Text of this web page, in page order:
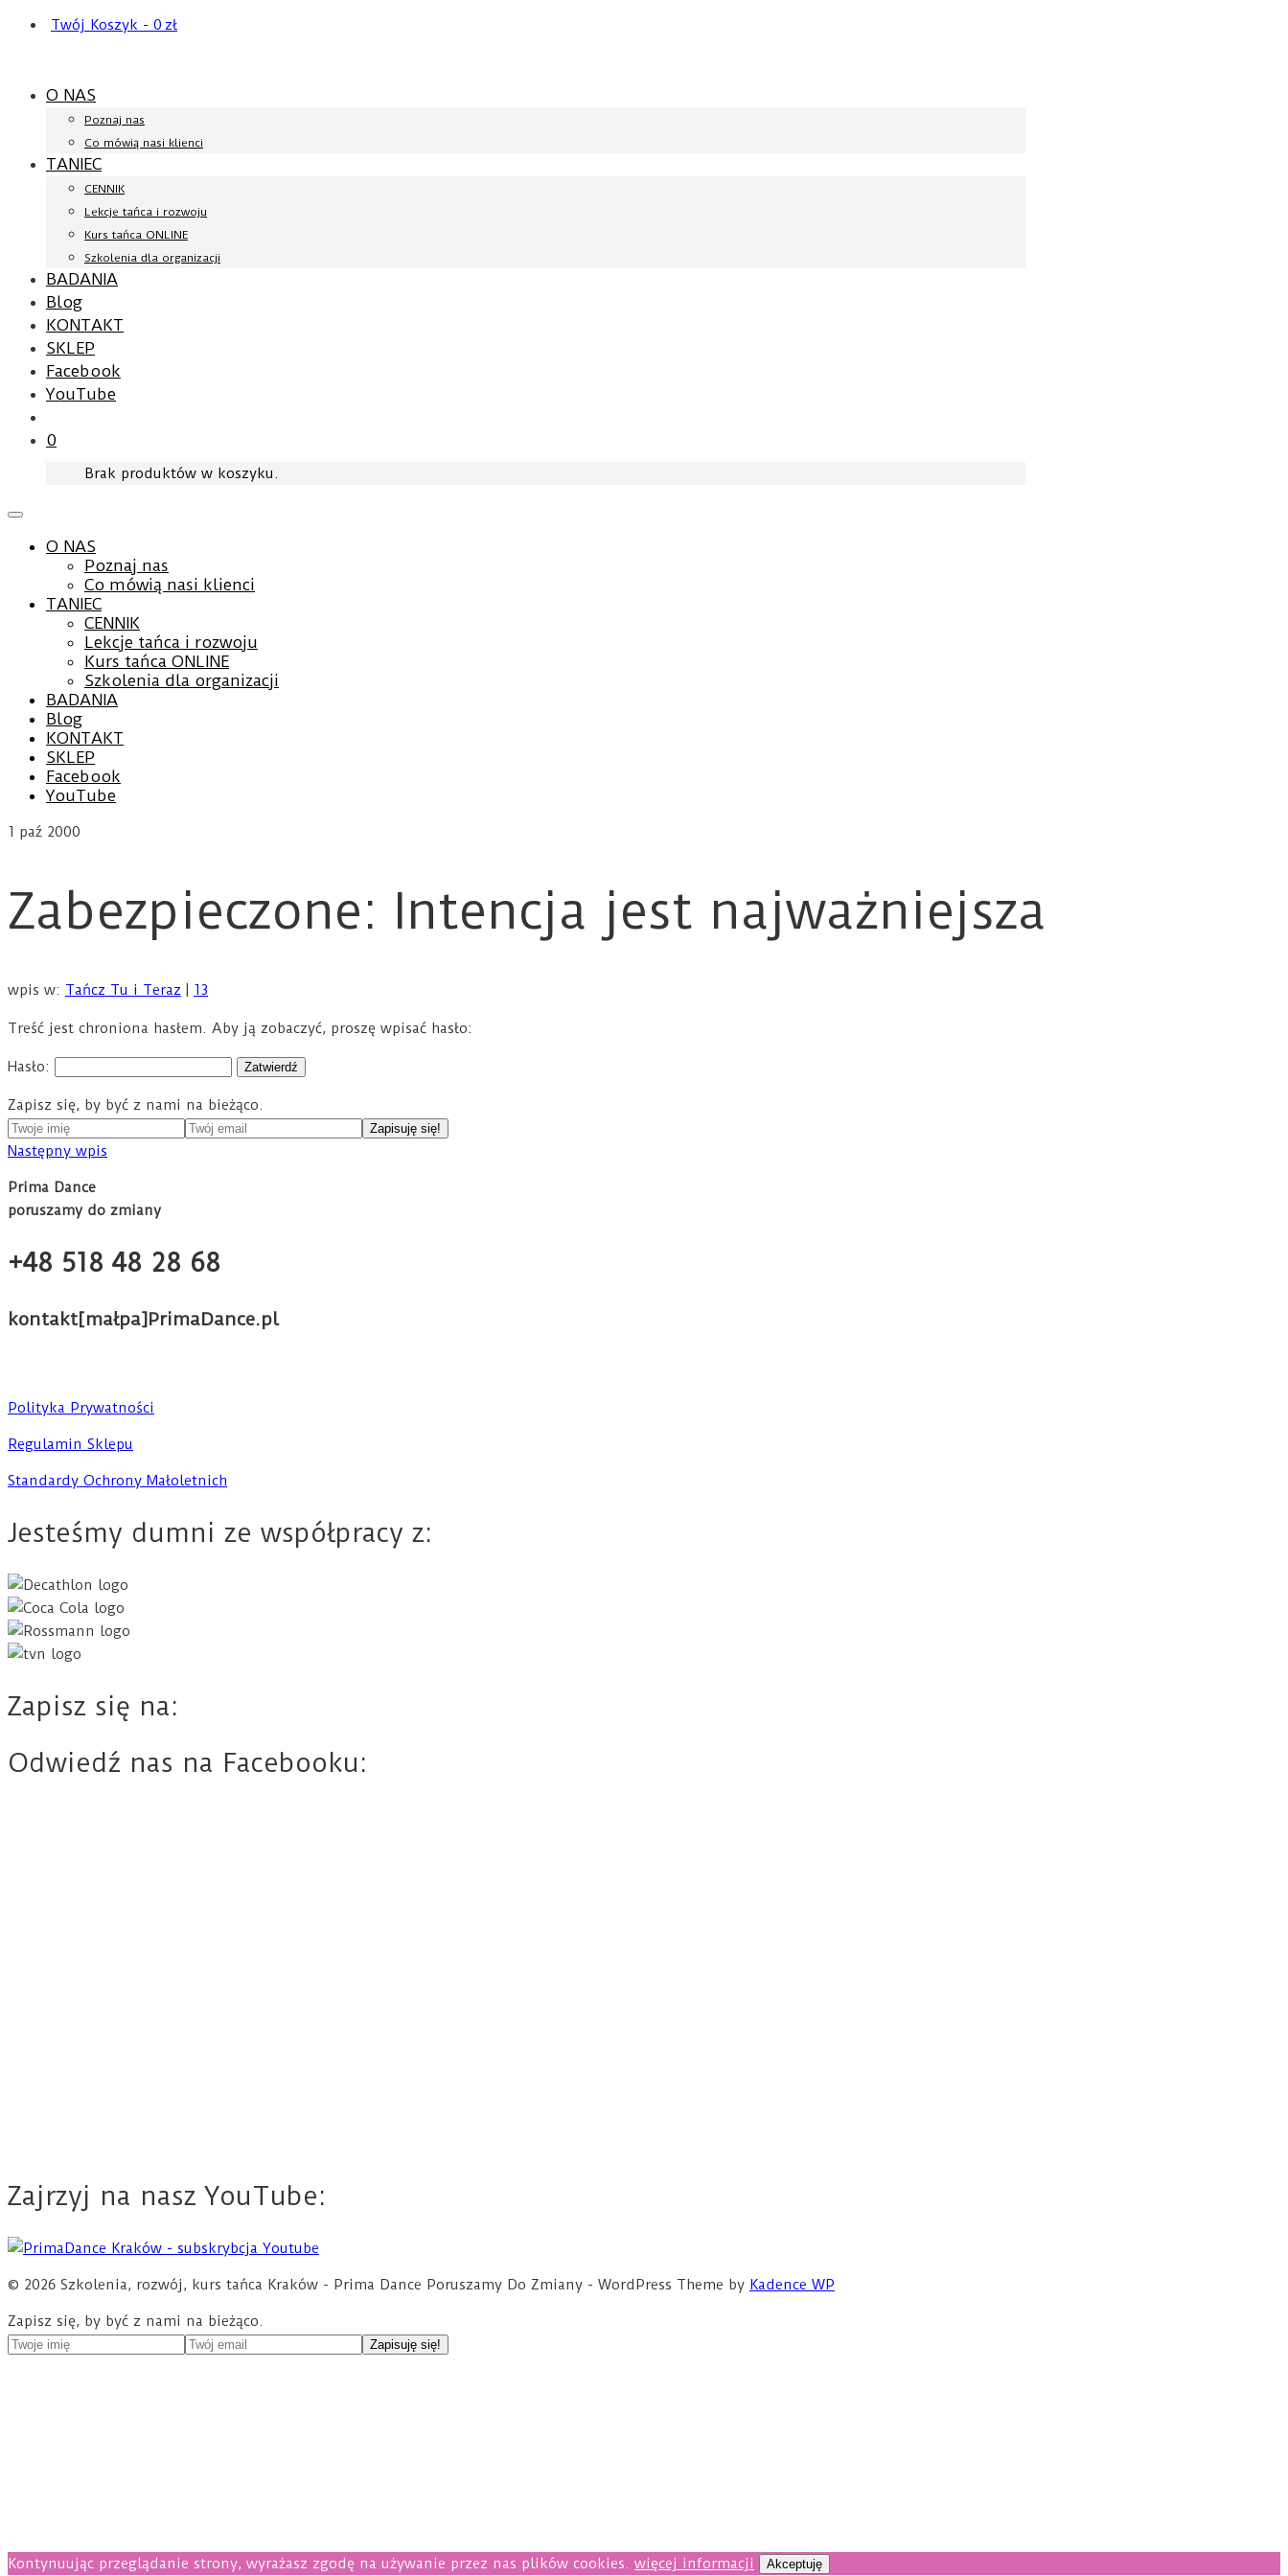
Twój Koszyk - 0 zł
O NAS
Poznaj nas
Co mówią nasi klienci
TANIEC
CENNIK
Lekcje tańca i rozwoju
Kurs tańca ONLINE
Szkolenia dla organizacji
BADANIA
Blog
KONTAKT
SKLEP
Facebook
YouTube
0
Brak produktów w koszyku.
O NAS
Poznaj nas
Co mówią nasi klienci
TANIEC
CENNIK
Lekcje tańca i rozwoju
Kurs tańca ONLINE
Szkolenia dla organizacji
BADANIA
Blog
KONTAKT
SKLEP
Facebook
YouTube
1 paź 2000
Zabezpieczone: Intencja jest najważniejsza
wpis w: Tańcz Tu i Teraz 13
Treść jest chroniona hasłem. Aby ją zobaczyć, proszę wpisać hasło:
Hasło:
Zapisz się, by być z nami na bieżąco.
Następny wpis
Prima Dance
poruszamy do zmiany
+48 518 48 28 68
kontakt[małpa]PrimaDance.pl
Polityka Prywatności
Regulamin Sklepu
Standardy Ochrony Małoletnich
Jesteśmy dumni ze współpracy z:
Zapisz się na:
Odwiedź nas na Facebooku:
Zajrzyj na nasz YouTube:
© 2026 Szkolenia, rozwój, kurs tańca Kraków - Prima Dance Poruszamy Do Zmiany - WordPress Theme by Kadence WP
Zapisz się, by być z nami na bieżąco.
Kontynuując przeglądanie strony, wyrażasz zgodę na używanie przez nas plików cookies. więcej informacji Akceptuję